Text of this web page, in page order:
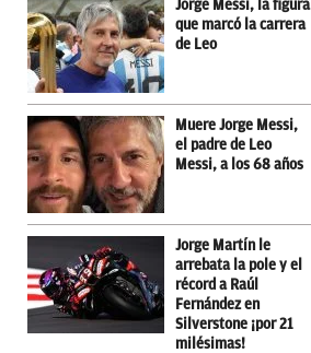
Jorge Messi, la figura
que marcó la carrera
de Leo
Muere Jorge Messi,
el padre de Leo
Messi, a los 68 años
Jorge Martín le
arrebata la pole y el
récord a Raúl
Fernández en
Silverstone ¡por 21
milésimas!